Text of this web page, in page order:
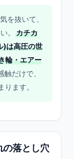
を抜いて、
。
カチカ
)は高圧の世
輪・エアー
触だけで、
ます。
の落とし穴